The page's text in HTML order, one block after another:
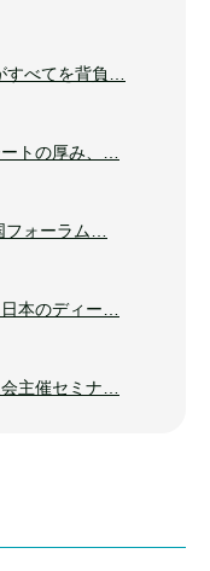
すべてを背負…
トの厚み、…
フォーラム…
本のディー…
主催セミナ…